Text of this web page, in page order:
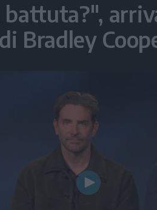
Bradley
Play
Video